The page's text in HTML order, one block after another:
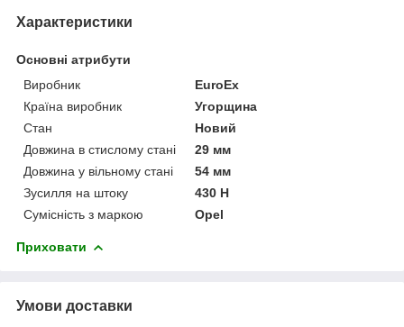
Характеристики
Основні атрибути
Виробник
EuroEx
Країна виробник
Угорщина
Стан
Новий
Довжина в стислому стані
29 мм
Довжина у вільному стані
54 мм
Зусилля на штоку
430 Н
Сумісність з маркою
Opel
Приховати
Умови доставки